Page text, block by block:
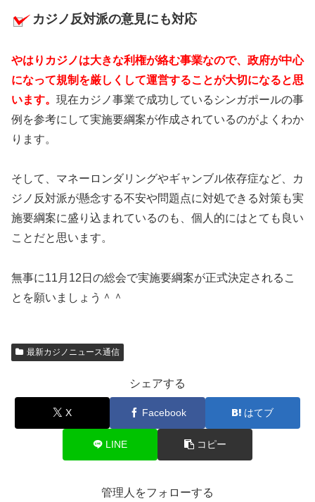
カジノ反対派の意見にも対応
やはりカジノは大きな利権が絡む事業なので、政府が中心
になって規制を厳しくして運営することが大切になると思
います。 現在カジノ事業で成功しているシンガポールの事
例を参考にして実施要綱案が作成されているのがよくわか
ります。
そして、マネーロンダリングやギャンブル依存症など、カ
ジノ反対派が懸念する不安や問題点に対処できる対策も実
施要綱案に盛り込まれているのも、個人的にはとても良い
ことだと思います。
無事に11月12日の総会で実施要綱案が正式決定されるこ
とを願いましょう＾＾
最新カジノニュース通信
シェアする
X Facebook はてブ
LINE コピー
管理人をフォローする